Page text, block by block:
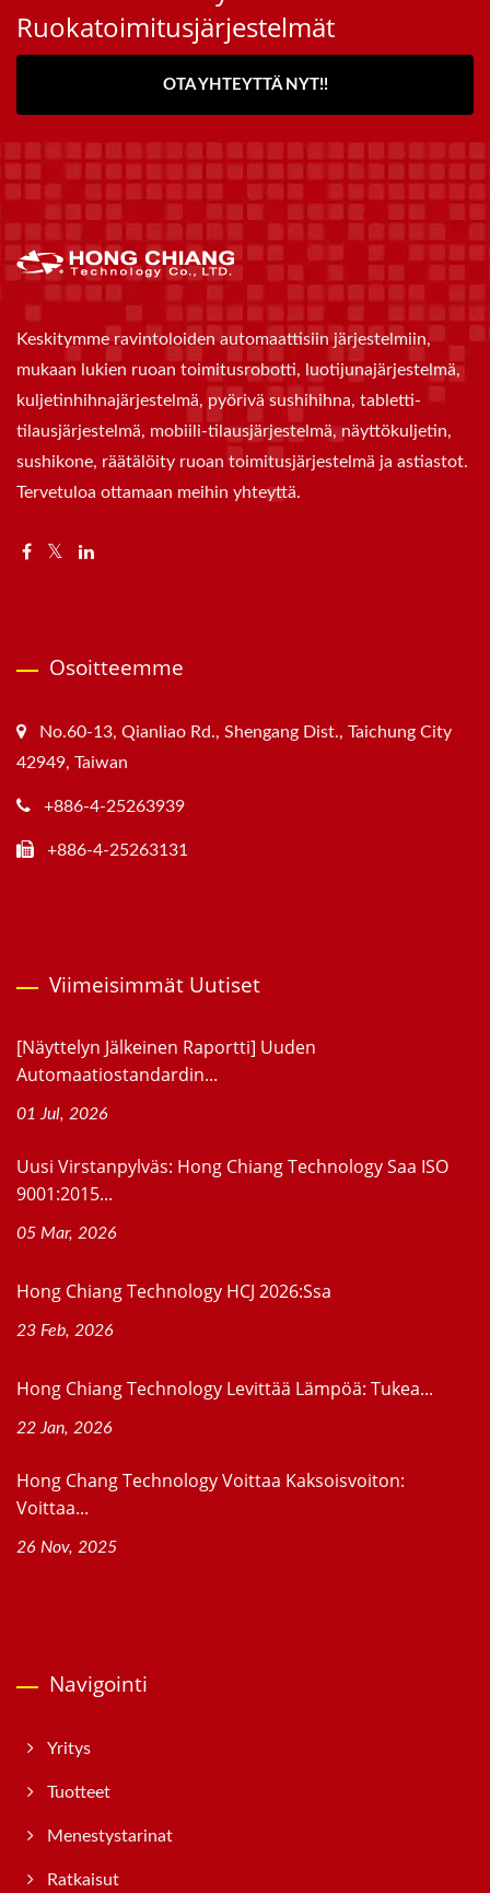
Ruokatoimitusjärjestelmät
OTA YHTEYTTÄ NYT!!
Keskitymme ravintoloiden automaattisiin järjestelmiin,
mukaan lukien ruoan toimitusrobotti, luotijunajärjestelmä,
kuljetinhihnajärjestelmä, pyörivä sushihihna, tabletti-
tilausjärjestelmä, mobiili-tilausjärjestelmä, näyttökuljetin,
sushikone, räätälöity ruoan toimitusjärjestelmä ja astiastot.
Tervetuloa ottamaan meihin yhteyttä.
Osoitteemme
No.60-13, Qianliao Rd., Shengang Dist., Taichung City
42949, Taiwan
+886-4-25263939
+886-4-25263131
Viimeisimmät Uutiset
[Näyttelyn Jälkeinen Raportti] Uuden
Automaatiostandardin...
01 Jul, 2026
Uusi Virstanpylväs: Hong Chiang Technology Saa ISO
9001:2015...
05 Mar, 2026
Hong Chiang Technology HCJ 2026:ssa
23 Feb, 2026
Hong Chiang Technology Levittää Lämpöä: Tukea...
22 Jan, 2026
Hong Chang Technology Voittaa Kaksoisvoiton:
Voittaa...
26 Nov, 2025
Navigointi
Yritys
Tuotteet
Menestystarinat
Ratkaisut